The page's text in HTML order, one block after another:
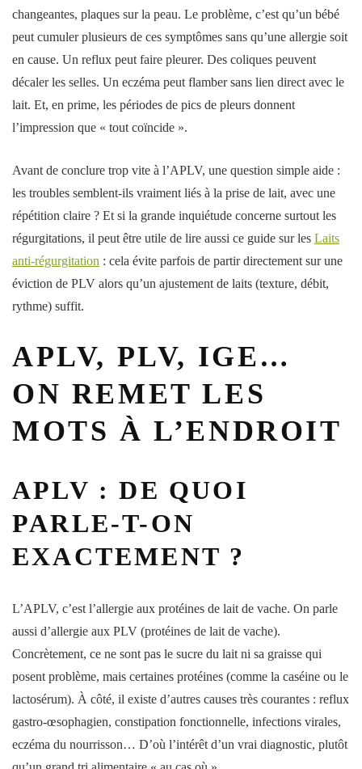
changeantes, plaques sur la peau. Le problème, c’est qu’un bébé
peut cumuler plusieurs de ces symptômes sans qu’une allergie soit
en cause. Un reflux peut faire pleurer. Des coliques peuvent
décaler les selles. Un eczéma peut flamber sans lien direct avec le
lait. Et, en prime, les périodes de pics de pleurs donnent
l’impression que « tout coïncide ».
Avant de conclure trop vite à l’APLV, une question simple aide :
les troubles semblent-ils vraiment liés à la prise de lait, avec une
répétition claire ? Et si la grande inquiétude concerne surtout les
régurgitations, il peut être utile de lire aussi ce guide sur les Laits
anti-régurgitation : cela évite parfois de partir directement sur une
éviction de PLV alors qu’un ajustement de laits (texture, débit,
rythme) suffit.
APLV, PLV, IGE…
ON REMET LES
MOTS À L’ENDROIT
APLV : DE QUOI
PARLE-T-ON
EXACTEMENT ?
L’APLV, c’est l’allergie aux protéines de lait de vache. On parle
aussi d’allergie aux PLV (protéines de lait de vache).
Concrètement, ce ne sont pas le sucre du lait ni sa graisse qui
posent problème, mais certaines protéines (comme la caséine ou le
lactosérum). À côté, il existe d’autres causes très courantes : reflux
gastro-œsophagien, constipation fonctionnelle, infections virales,
eczéma du nourrisson… D’où l’intérêt d’un vrai diagnostic, plutôt